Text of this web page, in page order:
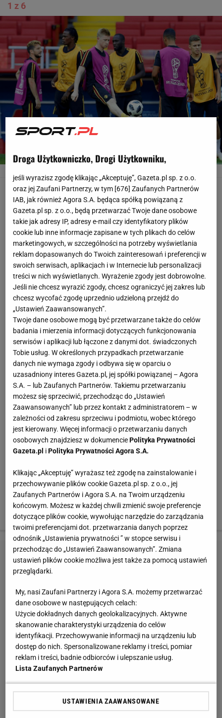
1 z 6
Grupie G, w której faworytami są Belgia i Anglia, Polska
miała przyglądać się najuważniej. To z którąś z
tamtejszych drużyn zagramy, jeśli uda nam się
awansować do 1/8 finału MŚ. Zarówno Wyspiarze jak i
Czerwone Diabły już w ten weekend mogą zapewnić
sobie awans. Team spirit czuć w mocnej ekipie Roberto
Martineza, trenera który swą pozytywną filozofią i
sposobem bycia zaraża zresztą wszystkich.
Belgowie przyjechali na ten mundial naszpikowani
gwiazdami, które w Premier League prezentowały
dobrą formę. Romelu Lukaku cieszył się z 16 goli w
barwach Machesteru United, a Eden Hazard 12 dla
Chelsea. Dries Mertens wspomógł natomiast włoskie
Napoli 18 trafieniami. Zresztą cała ta trójka zagrała w
pierwszym meczu przeciwko Panamie i miała swój
wkład w wygraną 3:0. Lukaku zdobył dwie bramki,
Mertens jedną. Hazard napędzał ich ataki i asystował.
Za nimi grę w środku pola nieźle organizował też
asystę), czy Axel Witsel (Tianjin), a bocznymi sektorami
mknął, znany z PSG Thomas Meunier czy Yannick
Carrasco (do niedawna Atletico Madryt). Czy to może
być turniej złotego pokolenia belgijskich piłkarzy?
Droga Użytkowniczko, Drogi Użytkowniku,
jeśli wyrazisz zgodę klikając „Akceptuję”, Gazeta.pl sp. z o.o.
oraz jej Zaufani Partnerzy, w tym [676] Zaufanych Partnerów
IAB, jak również Agora S.A. będąca spółką powiązaną z
Gazeta.pl sp. z o.o., będą przetwarzać Twoje dane osobowe
takie jak adresy IP, adresy e-mail czy identyfikatory plików
cookie lub inne informacje zapisane w tych plikach do celów
marketingowych, w szczególności na potrzeby wyświetlania
reklam dopasowanych do Twoich zainteresowań i preferencji w
swoich serwisach, aplikacjach i w Internecie lub personalizacji
treści w nich wyświetlanych. Wyrażenie zgody jest dobrowolne.
Jeśli nie chcesz wyrazić zgody, chcesz ograniczyć jej zakres lub
chcesz wycofać zgodę uprzednio udzieloną przejdź do
„Ustawień Zaawansowanych”.
Twoje dane osobowe mogą być przetwarzane także do celów
badania i mierzenia informacji dotyczących funkcjonowania
serwisów i aplikacji lub łączone z danymi dot. świadczonych
Tobie usług. W określonych przypadkach przetwarzanie
danych nie wymaga zgody i odbywa się w oparciu o
uzasadniony interes Gazeta.pl, jej spółki powiązanej – Agora
S.A. – lub Zaufanych Partnerów. Takiemu przetwarzaniu
możesz się sprzeciwić, przechodząc do „Ustawień
Zaawansowanych” lub przez kontakt z administratorem – w
zależności od zakresu sprzeciwu i podmiotu, wobec którego
jest kierowany. Więcej informacji o przetwarzaniu danych
osobowych znajdziesz w dokumenciePolityka Prywatności
Gazeta.pl iPolityka Prywatności Agora S.A.
Klikając „Akceptuję” wyrażasz też zgodę na zainstalowanie i
przechowywanie plików cookie Gazeta.pl sp. z o.o., jej
Zaufanych Partnerów i Agora S.A. na Twoim urządzeniu
końcowym. Możesz w każdej chwili zmienić swoje preferencje
dotyczące plików cookie, wywołując narzędzie do zarządzania
twoimi preferencjami dot. przetwarzania danych poprzez
odnośnik „Ustawienia prywatności ” w stopce serwisu i
przechodząc do „Ustawień Zaawansowanych”. Zmiana
ustawień plików cookie możliwa jest także za pomocą ustawień
przeglądarki.
My, nasi Zaufani Partnerzy i Agora S.A. możemy przetwarzać
dane osobowe w następujących celach:
Użycie dokładnych danych geolokalizacyjnych. Aktywne
skanowanie charakterystyki urządzenia do celów
identyfikacji. Przechowywanie informacji na urządzeniu lub
dostęp do nich. Spersonalizowane reklamy i treści, pomiar
reklam i treści, badnie odbiorców i ulepszanie usług.
Lista Zaufanych Partnerów
USTAWIENIA ZAAWANSOWANE